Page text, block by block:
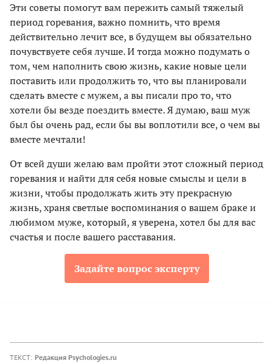
Эти советы помогут вам пережить самый тяжелый
период горевания, важно помнить, что время
действительно лечит все, в будущем вы обязательно
почувствуете себя лучше. И тогда можно подумать о
том, чем наполнить свою жизнь, какие новые цели
поставить или продолжить то, что вы планировали
сделать вместе с мужем, а вы писали про то, что
хотели бы везде поездить вместе. Я думаю, ваш муж
был бы очень рад, если бы вы воплотили все, о чем вы
вместе мечтали!
От всей души желаю вам пройти этот сложный период
горевания и найти для себя новые смыслы и цели в
жизни, чтобы продолжать жить эту прекрасную
жизнь, храня светлые воспоминания о вашем браке и
любимом муже, который, я уверена, хотел бы для вас
счастья и после вашего расставания.
Задайте вопрос эксперту
ТЕКСТ: Редакция Psychologies.ru